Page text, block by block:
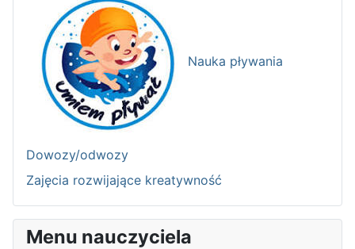
Nauka pływania
Dowozy/odwozy
Zajęcia rozwijające kreatywność
Menu nauczyciela